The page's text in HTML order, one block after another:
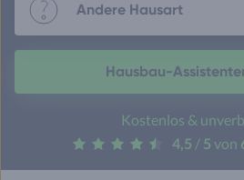
Andere Hausart
Hausbau-
Kostenlos &
4,5 / 5 von